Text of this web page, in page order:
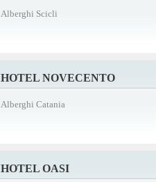
Alberghi Scicli
HOTEL NOVECENTO
Alberghi Catania
HOTEL OASI